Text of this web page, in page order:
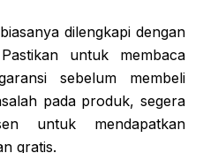
dilengkapi dengan
untuk membaca
sebelum membeli
pada produk, segera
untuk mendapatkan
gratis.